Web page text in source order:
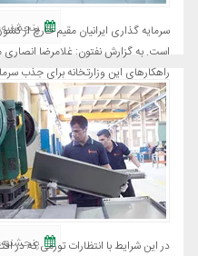
سرمایه گذاری ایرانیان مقیم خارج از
است. به گزارش نفتون: غلامرضا انصاری
راهکارهای این وزارتخانه برای جذب
پنجشنبه، 15 خرداد 1399 -
در این شرایط با انتظارات تورمی که
پنجشنبه، 15 خرداد 1399